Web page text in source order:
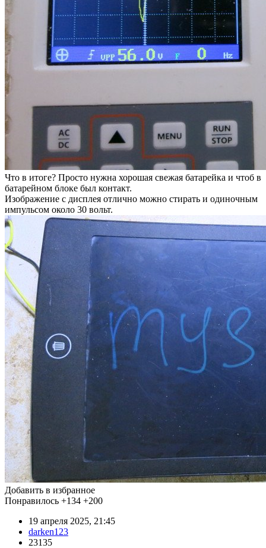
Что в итоге? Просто нужна хорошая свежая батарейка и чтоб в
батарейном блоке был контакт.
Изображение с дисплея отлично можно стирать и одиночным
импульсом около 30 вольт.
Добавить в избранное
Понравилось +134 +200
19 апреля 2025, 21:45
darken123
23135